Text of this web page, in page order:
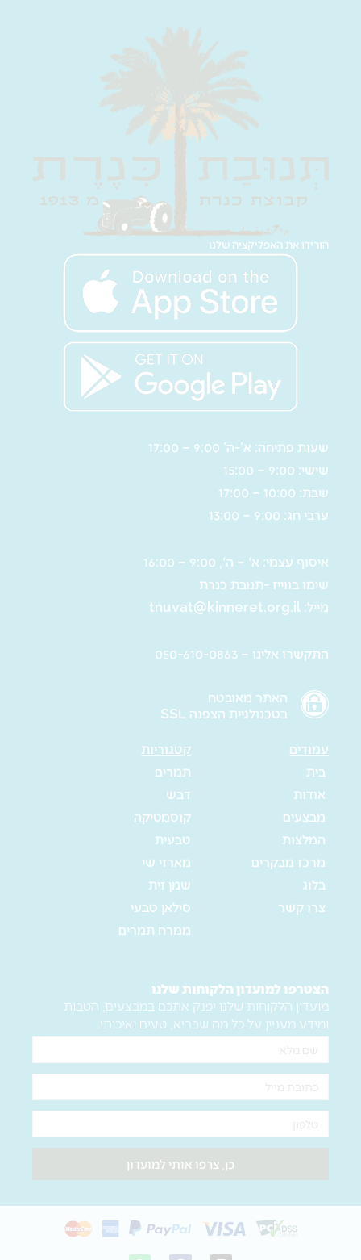
הורידו את האפליקציה שלנו
שעות פתיחה: א’-ה’ 9:00 – 17:00
שישי: 9:00 – 15:00
שבת: 10:00 – 17:00
ערבי חג: 9:00 – 13:00
איסוף עצמי: א' – ה', 9:00 – 16:00
שימו בווייז -תנובת כנרת
מייל: tnuvat@kinneret.org.il
התקשרו אלינו – 050-610-0863
האתר מאובטח
בטכנולגיית הצפנה SSL
עמודים
בית
אודות
מבצעים
המלצות
מרכז מבקרים
בלוג
צרו קשר
קטגוריות
תמרים
דבש
קוסמטיקה
טבעית
מארזי שי
שמן זית
סילאן טבעי
ממרח תמרים
הצטרפו למועדון הלקוחות שלנו
מועדון הלקוחות שלנו יפנק אתכם במבצעים, הטבות
ומידע מעניין על כל מה שבריא, טעים ואיכותי.
שם
מלא
אימייל
טלפון
כן, צרפו אותי למועדון